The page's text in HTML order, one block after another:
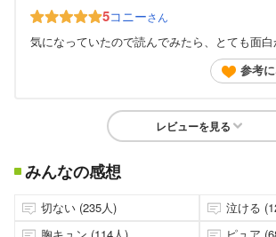
5コニーさん
気になっていたので読んでみたら、とても面白
参考
レビューを見る
みんなの感想
切ない (235人)
泣ける